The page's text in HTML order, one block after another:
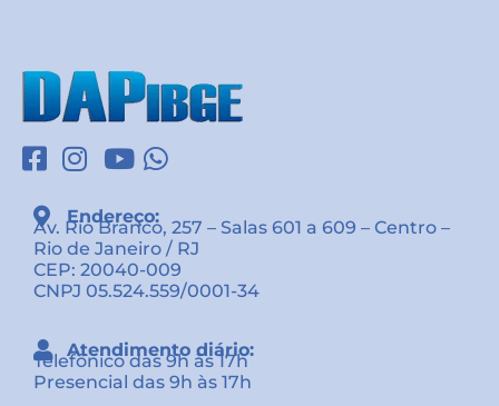
Endereço:
Av. Rio Branco, 257 – Salas 601 a 609 – Centro –
Rio de Janeiro / RJ
CEP: 20040-009
CNPJ 05.524.559/0001-34
Atendimento diário:
Telefônico das 9h às 17h
Presencial das 9h às 17h